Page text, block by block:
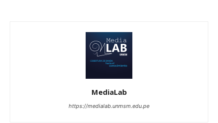
MediaLab
https://medialab.unmsm.edu.pe